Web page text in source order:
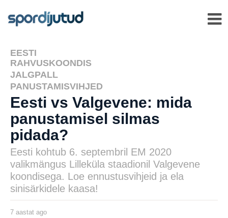
EESTI
RAHVUSKOONDIS
JALGPALL
PANUSTAMISVIHJED
Eesti vs Valgevene: mida
panustamisel silmas
pidada?
Eesti kohtub 6. septembril EM 2020
valikmängus Lilleküla staadionil Valgevene
koondisega. Loe ennustusvihjeid ja ela
sinisärkidele kaasa!
7 aastat ago